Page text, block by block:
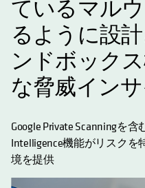
ているマル
るように設
ンドボック
な脅威イン
Google Private Scanningを
Intelligence機能がリスクを
境を提供